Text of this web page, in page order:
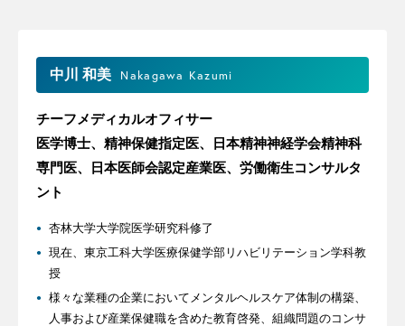
中川 和美 Nakagawa Kazumi
チーフメディカルオフィサー
医学博士、精神保健指定医、日本精神神経学会精神科
専門医、日本医師会認定産業医、労働衛生コンサルタ
ント
杏林大学大学院医学研究科修了
現在、東京工科大学医療保健学部リハビリテーション学科教
授
様々な業種の企業においてメンタルヘルスケア体制の構築、
人事および産業保健職を含めた教育啓発、組織問題のコンサ